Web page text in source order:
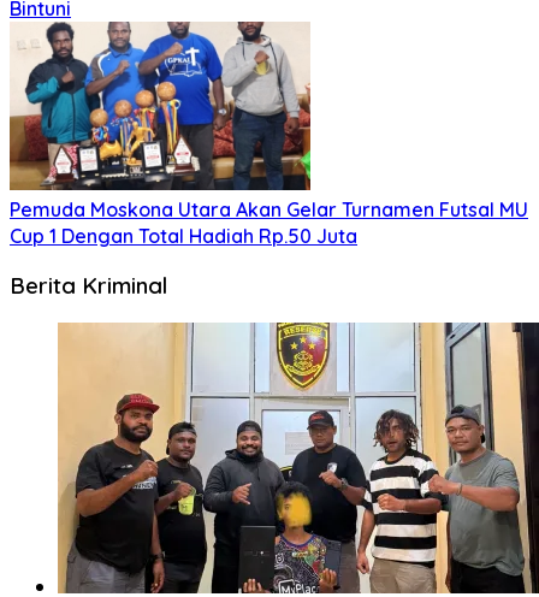
Bintuni
Pemuda Moskona Utara Akan Gelar Turnamen Futsal MU
Cup 1 Dengan Total Hadiah Rp.50 Juta
Berita Kriminal